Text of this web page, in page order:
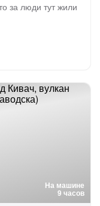
за люди тут жили
На машине
9 часов